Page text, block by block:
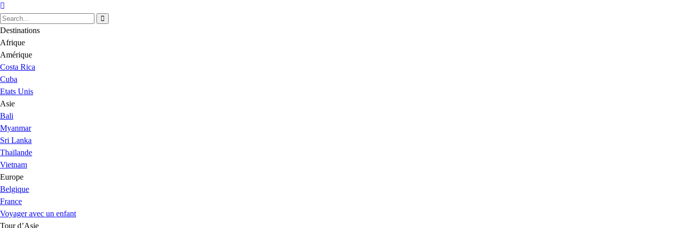
Destinations
Afrique
Amérique
Costa Rica
Cuba
Etats Unis
Asie
Bali
Myanmar
Sri Lanka
Thaïlande
Vietnam
Europe
Belgique
France
Voyager avec un enfant
Tour d’Asie